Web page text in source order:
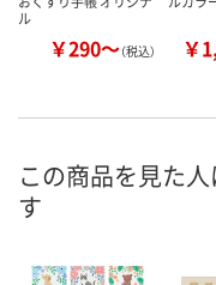
ル
￥290～（税込） ￥
この商品を見た
す